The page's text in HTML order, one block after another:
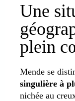
Une
plein
Mende se
singulière à
nichée au